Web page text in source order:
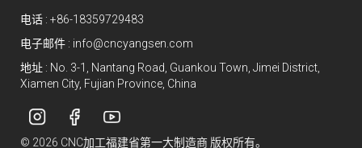
电话 : +86-18359729483
电子邮件 : info@cncyangsen.com
地址 : No. 3-1, Nantang Road, Guankou Town, Jimei District,
Xiamen City, Fujian Province, China
© 2026 CNC加工福建省第一大制造商 版权所有。